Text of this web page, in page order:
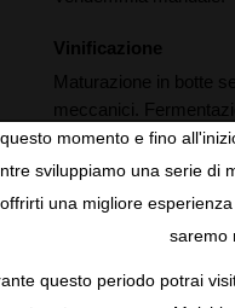
Vinificazione
Maturazione in botte
meccanici.
fermentazione
francese.
Invecchiamento
come i cookie per
sulla privacy
per
Consenso.
momento e fino
sviluppiamo una serie di
offrirti una migliore
saremo
questo periodo potrai